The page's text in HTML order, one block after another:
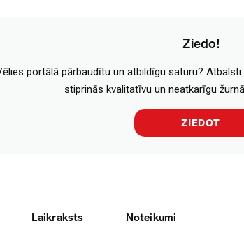
Ziedo!
portālā pārbaudītu un atbildīgu saturu?
stiprinās kvalitatīvu un neatkarīgu
ZIEDOT
Laikraksts Noteikumi